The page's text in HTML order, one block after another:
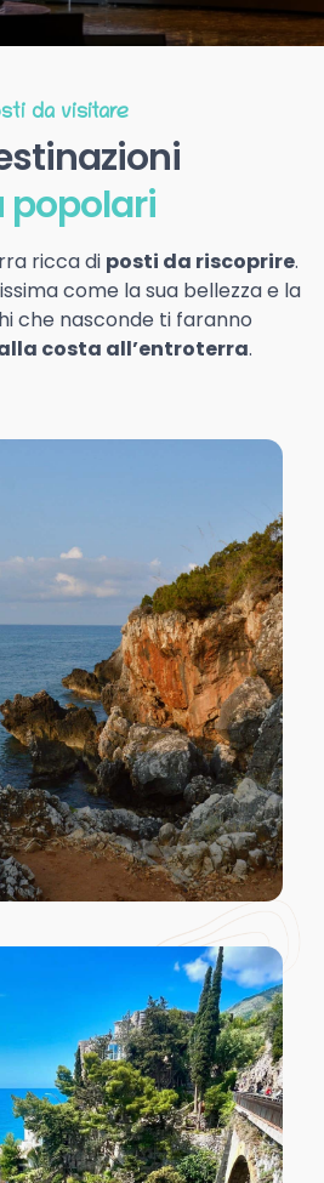
da visitare
popolari
ricca di posti da riscoprire.
come la sua bellezza e la
che nasconde ti faranno
costa all’entroterra.